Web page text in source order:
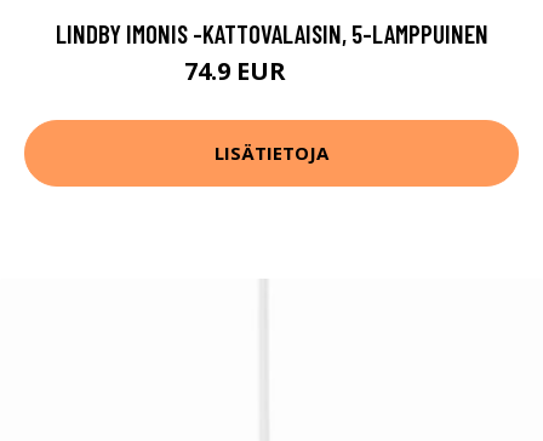
LINDBY IMONIS -KATTOVALAISIN, 5-LAMPPUINEN
74.9 EUR
LISÄTIETOJA